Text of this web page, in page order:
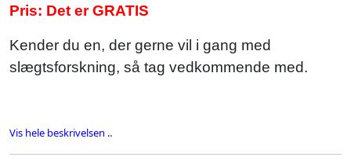
Pris: Det er GRATIS
Kender du en, der gerne vil i gang med
slægtsforskning, så tag vedkommende med.
Vis hele beskrivelsen ..